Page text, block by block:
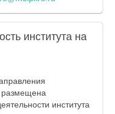
института на
размещена
института